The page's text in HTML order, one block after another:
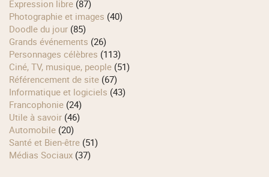
Expression libre (87)
Photographie et images (40)
Doodle du jour (85)
Grands événements (26)
Personnages célèbres (113)
Ciné, TV, musique, people (51)
Référencement de site (67)
Informatique et logiciels (43)
Francophonie (24)
Utile à savoir (46)
Automobile (20)
Santé et Bien-être (51)
Médias Sociaux (37)